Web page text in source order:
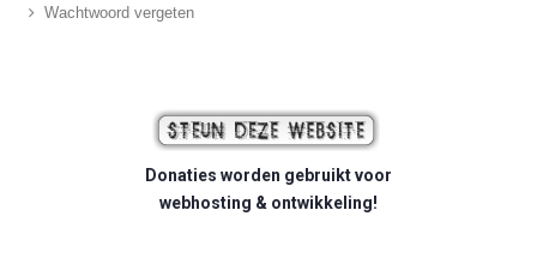
Wachtwoord vergeten
Donaties worden gebruikt voor
webhosting & ontwikkeling!